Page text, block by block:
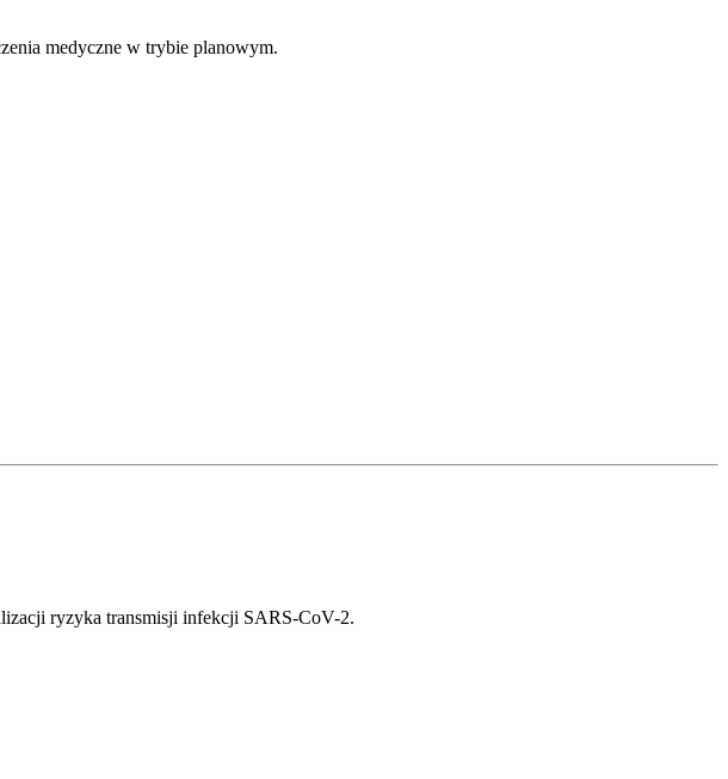
medyczne w trybie planowym.
ryzyka transmisji infekcji SARS-CoV-2.